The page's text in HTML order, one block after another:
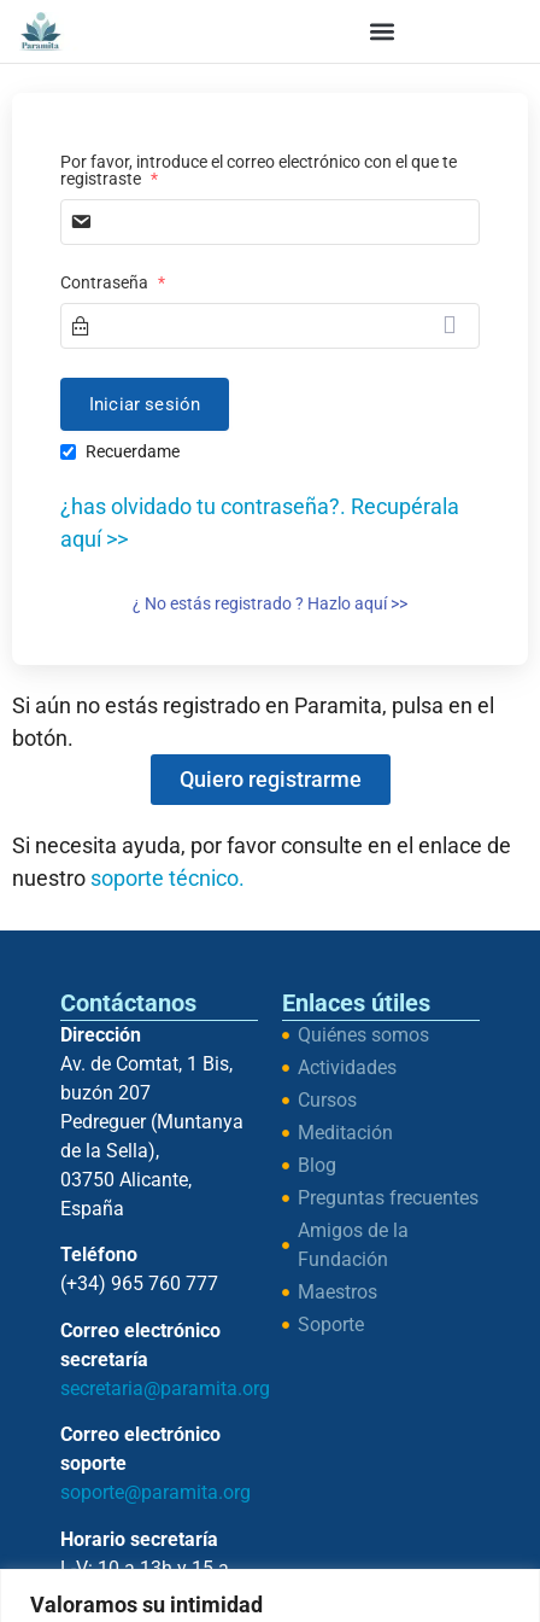
Valoramos su intimidad
Por favor, introduce el correo electrónico con el que te
registraste *
Contraseña *
Recuerdame
¿has olvidado tu contraseña?. Recupérala
aquí >>
¿ No estás registrado ? Hazlo aquí >>
Si aún no estás registrado en Paramita, pulsa en el
botón.
Quiero registrarme
Si necesita ayuda, por favor consulte en el enlace de
nuestro soporte técnico.
Contáctanos
Dirección
Av. de Comtat, 1 Bis,
buzón 207
Pedreguer (Muntanya
de la Sella),
03750 Alicante,
España
Teléfono
(+34) 965 760 777
Correo electrónico
secretaría
secretaria@paramita.org
Correo electrónico
soporte
soporte@paramita.org
Horario secretaría
L-V: 10 a 13h y 15 a
17h
Enlaces útiles
Quiénes somos
Actividades
Cursos
Meditación
Blog
Preguntas frecuentes
Amigos de la
Fundación
Maestros
Soporte